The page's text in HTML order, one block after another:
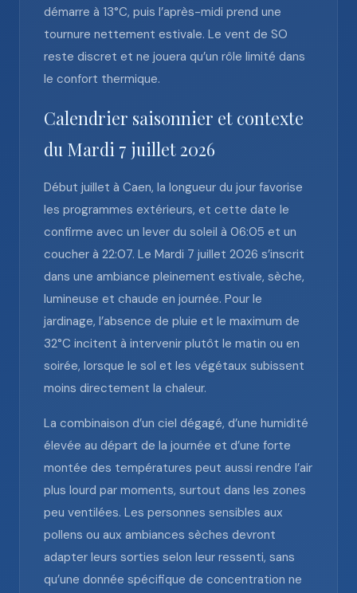
démarre à 13°C, puis l’après-midi prend une
tournure nettement estivale. Le vent de SO
reste discret et ne jouera qu’un rôle limité dans
le confort thermique.
Calendrier saisonnier et contexte
du Mardi 7 juillet 2026
Début juillet à Caen, la longueur du jour favorise
les programmes extérieurs, et cette date le
confirme avec un lever du soleil à 06:05 et un
coucher à 22:07. Le Mardi 7 juillet 2026 s’inscrit
dans une ambiance pleinement estivale, sèche,
lumineuse et chaude en journée. Pour le
jardinage, l’absence de pluie et le maximum de
32°C incitent à intervenir plutôt le matin ou en
soirée, lorsque le sol et les végétaux subissent
moins directement la chaleur.
La combinaison d’un ciel dégagé, d’une humidité
élevée au départ de la journée et d’une forte
montée des températures peut aussi rendre l’air
plus lourd par moments, surtout dans les zones
peu ventilées. Les personnes sensibles aux
pollens ou aux ambiances sèches devront
adapter leurs sorties selon leur ressenti, sans
qu’une donnée spécifique de concentration ne